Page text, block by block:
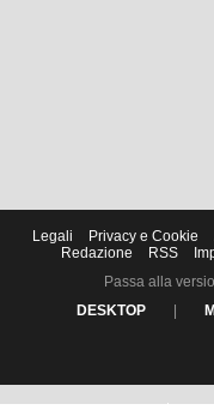
Legali Privacy e Cookie
Redazione
RSS
Passa alla
DESKTOP